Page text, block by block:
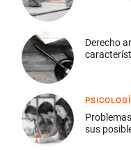
Derecho
sus